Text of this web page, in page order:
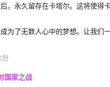
，永久留存在卡塔尔。这将使得
为了无数人心中的梦想。让我们
分
国家之战